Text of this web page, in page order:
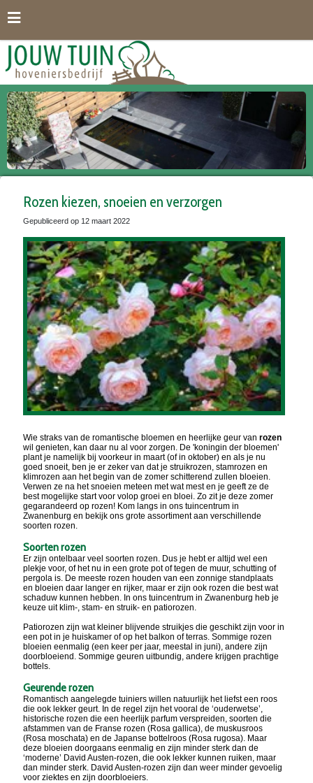
a
Rozen kiezen, snoeien en verzorgen
Gepubliceerd op 12 maart 2022
Wie straks van de romantische bloemen en heerlijke geur van rozen
wil genieten, kan daar nu al voor zorgen. De 'koningin der bloemen'
plant je namelijk bij voorkeur in maart (of in oktober) en als je nu
goed snoeit, ben je er zeker van dat je struikrozen, stamrozen en
klimrozen aan het begin van de zomer schitterend zullen bloeien.
Verwen ze na het snoeien meteen met wat mest en je geeft ze de
best mogelijke start voor volop groei en bloei. Zo zit je deze zomer
gegarandeerd op rozen! Kom langs in ons tuincentrum in
Zwanenburg en bekijk ons grote assortiment aan verschillende
soorten rozen.
Soorten rozen
Er zijn ontelbaar veel soorten rozen. Dus je hebt er altijd wel een
plekje voor, of het nu in een grote pot of tegen de muur, schutting of
pergola is. De meeste rozen houden van een zonnige standplaats
en bloeien daar langer en rijker, maar er zijn ook rozen die best wat
schaduw kunnen hebben. In ons tuincentrum in Zwanenburg heb je
keuze uit klim-, stam- en struik- en patiorozen.
Patiorozen zijn wat kleiner blijvende struikjes die geschikt zijn voor in
een pot in je huiskamer of op het balkon of terras. Sommige rozen
bloeien eenmalig (een keer per jaar, meestal in juni), andere zijn
doorbloeiend. Sommige geuren uitbundig, andere krijgen prachtige
bottels.
Geurende rozen
Romantisch aangelegde tuiniers willen natuurlijk het liefst een roos
die ook lekker geurt. In de regel zijn het vooral de ‘ouderwetse’,
historische rozen die een heerlijk parfum verspreiden, soorten die
afstammen van de Franse rozen (Rosa gallica), de muskusroos
(Rosa moschata) en de Japanse bottelroos (Rosa rugosa). Maar
deze bloeien doorgaans eenmalig en zijn minder sterk dan de
‘moderne’ David Austen-rozen, die ook lekker kunnen ruiken, maar
dan minder sterk. David Austen-rozen zijn dan weer minder gevoelig
voor ziektes en zijn doorbloeiers.